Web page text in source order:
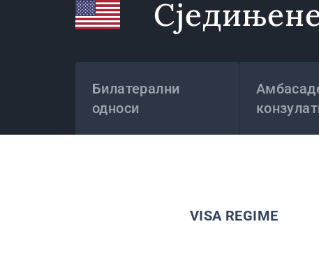
Билатерални
односи
VISA REGIME